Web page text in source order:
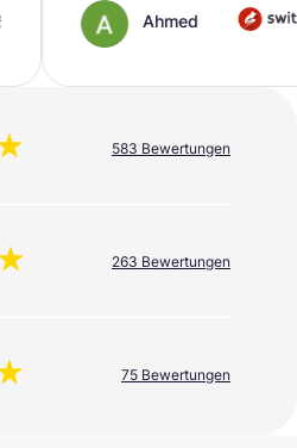
Ahmed
583 Bewertungen
263 Bewertungen
75 Bewertungen